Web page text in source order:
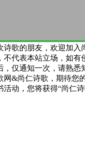
歌的朋友，欢迎加入
代表本站立场，如有
仅通知一次，请熟悉
&尚仁诗歌，期待您
动，您将获得“尚仁